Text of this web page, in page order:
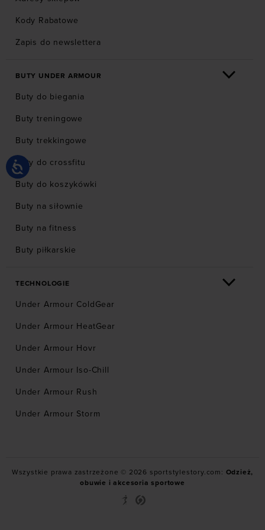
Kody Rabatowe
Zapis do newslettera
BUTY UNDER ARMOUR
Buty do biegania
Buty treningowe
Buty trekkingowe
Buty do crossfitu
Buty do koszykówki
Buty na siłownie
Buty na fitness
Buty piłkarskie
TECHNOLOGIE
Under Armour ColdGear
Under Armour HeatGear
Under Armour Hovr
Under Armour Iso-Chill
Under Armour Rush
Under Armour Storm
Wszystkie prawa zastrzeżone © 2026 sportstylestory.com: Odzież,
obuwie i akcesoria sportowe